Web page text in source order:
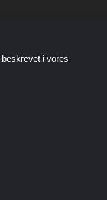
links,
i vores